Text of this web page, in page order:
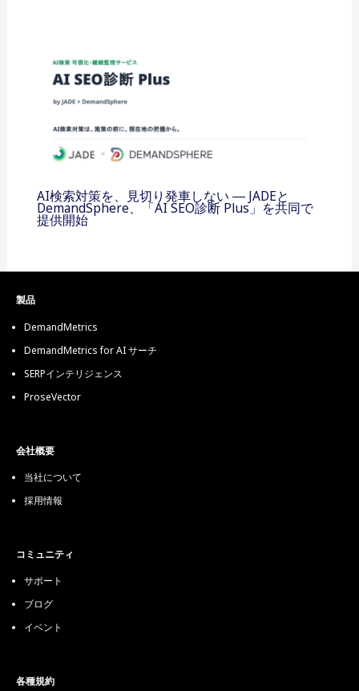
AI検索対策を、見切り発車しない ― JADEと
DemandSphere、「AI SEO診断 Plus」を共同で
提供開始
製品
DemandMetrics
DemandMetrics for AI サーチ
SERPインテリジェンス
ProseVector
会社概要
当社について
採用情報
コミュニティ
サポート
ブログ
イベント
各種規約